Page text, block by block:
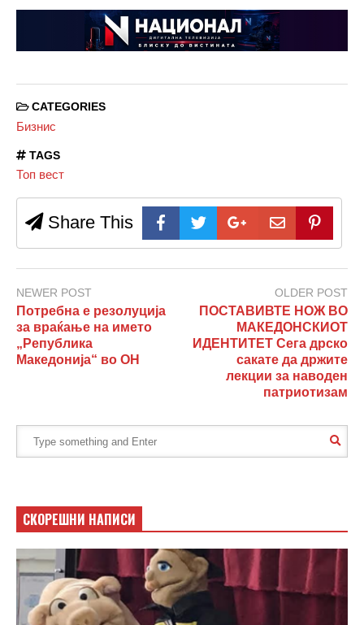
CATEGORIES
Бизнис
TAGS
Топ вест
Share This
NEWER POST
Потребна е резолуција
за враќање на името
„Република
Македонија“ во ОН
OLDER POST
ПОСТАВИВТЕ НОЖ ВО
МАКЕДОНСКИОТ
ИДЕНТИТЕТ Сега дрско
сакате да држите
лекции за наводен
патриотизам
СКОРЕШНИ НАПИСИ